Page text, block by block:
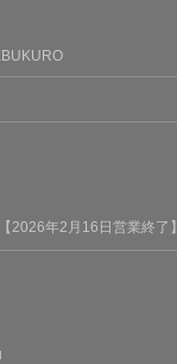
2026年2月16日営業終了】